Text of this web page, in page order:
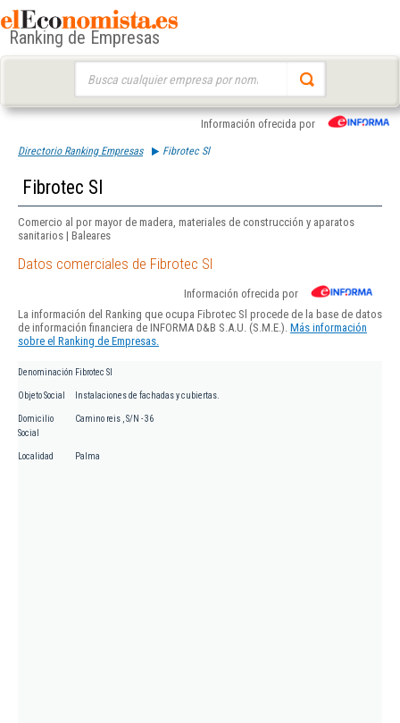
Ranking de Empresas
Información ofrecida por
Directorio Ranking Empresas Fibrotec Sl
Fibrotec Sl
Comercio al por mayor de madera, materiales de construcción y aparatos
sanitarios | Baleares
Datos comerciales de Fibrotec Sl
Información ofrecida por
La información del Ranking que ocupa Fibrotec Sl procede de la base de datos
de información financiera de INFORMA D&B S.A.U. (S.M.E.). Más información
sobre el Ranking de Empresas.
Denominación Fibrotec Sl
Objeto Social Instalaciones de fachadas y cubiertas.
Domicilio
Social
Camino reis , S/N - 36
Localidad Palma